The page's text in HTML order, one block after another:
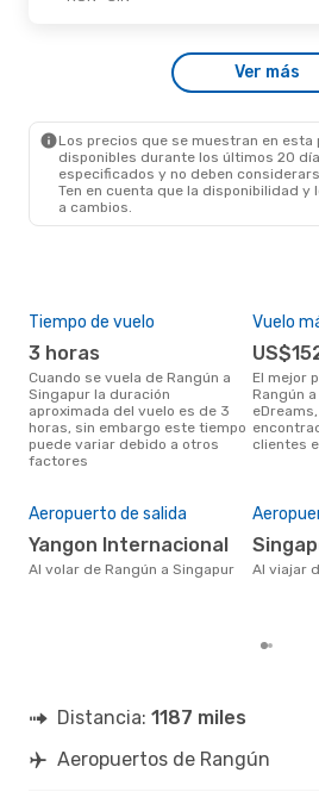
- Mié., 23 De
Myanmar Airways Intl
Directo
Ver más
Los precios que se muestran en esta
disponibles durante los últimos 20
especificados y no deben
Ten en cuenta que la disponibilidad
a cambios.
Tiempo de vuelo
3 horas
Cuando se vuela de Rangún a
Singapur la duración
aproximada del vuelo es de 3
horas, sin embargo este tiempo
puede variar debido a otros
factores
Vuelo
El mejor precio para vuelos de
Rangún
clientes
Aeropuerto de salida
Yangon Internacional
Al volar de Rangún a Singapur Al viajar
Distancia: 1187 miles
Aeropuertos de Rangún